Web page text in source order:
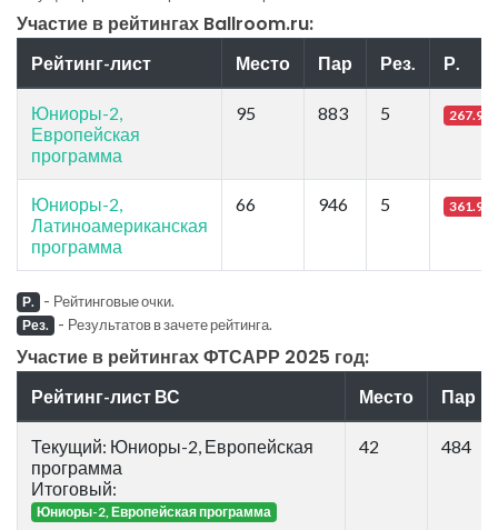
Участие в рейтингах Ballroom.ru:
Рейтинг-лист Место Пар Рез. Р.
Юниоры-2,
Европейская
программа
95 883 5 267.93
Юниоры-2,
Латиноамериканская
программа
66 946 5 361.91
Р. - Рейтинговые очки.
Рез. - Результатов в зачете рейтинга.
Участие в рейтингах ФТСАРР 2025 год:
Рейтинг-лист ВС Место Пар
Текущий: Юниоры-2, Европейская
программа
Итоговый:
Юниоры-2, Европейская программа
42 484